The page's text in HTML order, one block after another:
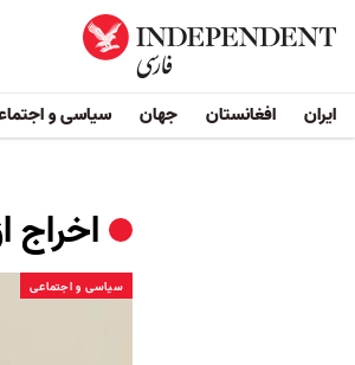
ایران افغانستان جهان سیاسی و
اخراج
سیاسی و اجتماعی